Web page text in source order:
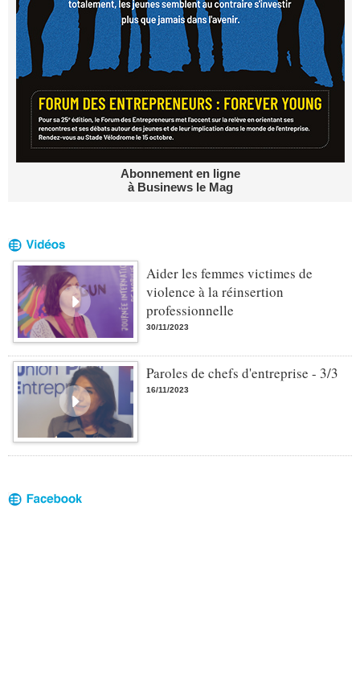
Abonnement en ligne
à Businews le Mag
Aider les femmes victimes de
violence à la réinsertion
professionnelle
30/11/2023
Paroles de chefs d'entreprise - 3/3
16/11/2023